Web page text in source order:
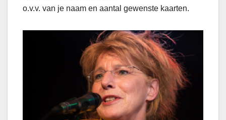
o.v.v. van je naam en aantal gewenste kaarten.